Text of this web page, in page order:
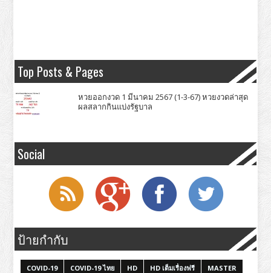
Top Posts & Pages
หวยออกงวด 1 มีนาคม 2567 (1-3-67) หวยงวดล่าสุด
ผลสลากกินแบ่งรัฐบาล
Social
ป้ายกำกับ
COVID-19 COVID-19 ไทย HD HD เต็มเรื่องฟรี
MASTER